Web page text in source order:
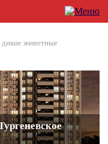
животные